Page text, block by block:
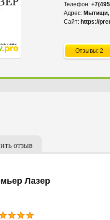
Телефон:
Адрес: Мытищи,
Сайт: https://
Отзывы: 2
отзыв
Лазер